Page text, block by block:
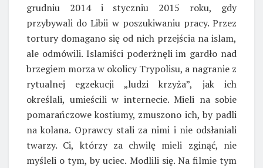
grudniu 2014 i styczniu 2015 roku, gdy
przybywali do Libii w poszukiwaniu pracy. Przez
tortury domagano się od nich przejścia na islam,
ale odmówili. Islamiści poderżnęli im gardło nad
brzegiem morza w okolicy Trypolisu, a nagranie z
rytualnej egzekucji „ludzi krzyża”, jak ich
określali, umieścili w internecie. Mieli na sobie
pomarańczowe kostiumy, zmuszono ich, by padli
na kolana. Oprawcy stali za nimi i nie odsłaniali
twarzy. Ci, którzy za chwilę mieli zginąć, nie
myśleli o tym, by uciec. Modlili się. Na filmie tym